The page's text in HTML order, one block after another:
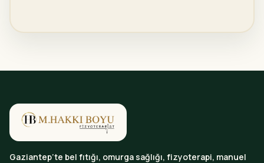
Gaziantep’te bel fıtığı, omurga sağlığı, fizyoterapi, manuel